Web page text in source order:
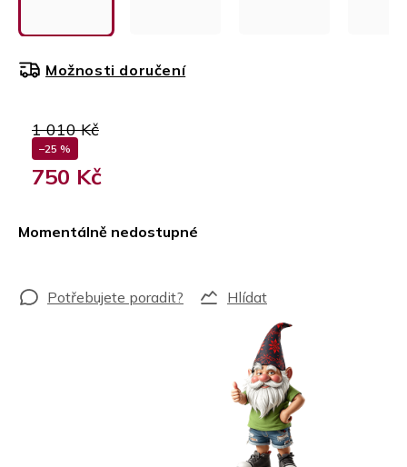
1 010 Kč
–25 %
750 Kč
Momentálně nedostupné
Možnosti doručení
Hlídat